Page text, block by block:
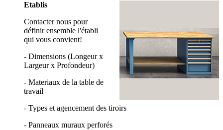
Etablis
Contacter nous pour
définir ensemble l'établi
qui vous convient!
- Dimensions (Longeur x
Largeur x Profondeur)
- Materiaux de la table de
travail
- Types et agencement des tiroirs
- Panneaux muraux perforés